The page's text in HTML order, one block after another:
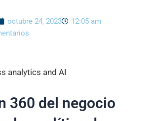
octubre 24, 2023
12:05 am
analytics and AI
360 del negocio